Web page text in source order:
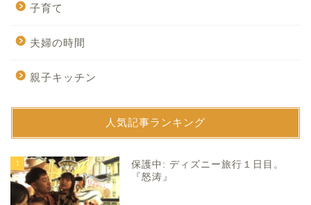
子育て
夫婦の時間
親子キッチン
人気記事ランキング
1
保護中: ディズニー旅行１日目。
『怒涛』